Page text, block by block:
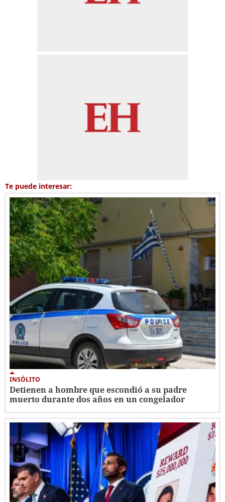
Te puede interesar:
INSÓLITO
Detienen a hombre que escondió a su padre
muerto durante dos años en un congelador